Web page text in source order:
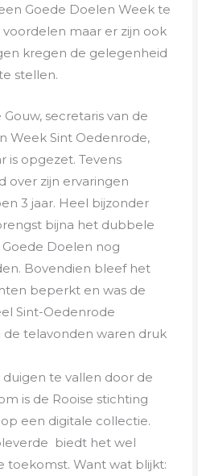
Goede Doelen Week te
maar er zijn ook
kregen de gelegenheid
stellen.
secretaris van de
Week Sint Oedenrode,
is opgezet. Tevens
over zijn ervaringen
3 jaar. Heel bijzonder
bijna het dubbele
Goede Doelen nog
Bovendien bleef het
beperkt en was de
Sint-Oedenrode
de telavonden waren druk
duigen te vallen door de
is de Rooise stichting
een digitale collectie.
biedt het wel
toekomst. Want wat blijkt: